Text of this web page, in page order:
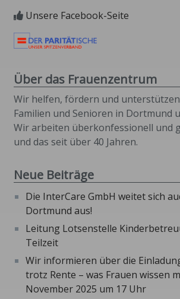
Unsere Facebook-Seite
Über das Frauenzentrum
Wir helfen, fördern und
Familien und Senioren in Dortmund
Wir arbeiten überkonfessionell und
und das seit über 40 Jahren.
Neue Beiträge
Die InterCare GmbH weitet sich
Dortmund aus!
Leitung Lotsenstelle
Teilzeit
Wir informieren über die
trotz Rente – was Frauen wissen
November 2025 um 17 Uhr